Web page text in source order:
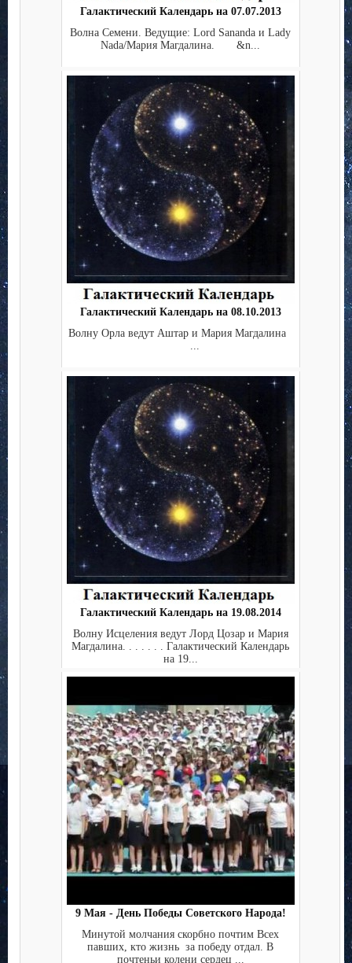
Галактический Календарь на 07.07.2013
Волна Семени. Ведущие: Lord Sananda и Lady
Nada/Мария Магдалина. &n...
Галактический Календарь на 08.10.2013
Волну Орла ведут Аштар и Мария Магдалина
Галактический Календарь на 19.08.2014
Волну Исцеления ведут Лорд Цозар и Мария
Магдалина. . . . . . . Галактический Календарь
на 19...
9 Мая - День Победы Советского Народа!
Минутой молчания скорбно почтим Всех
павших, кто жизнь за победу отдал. В
почтеньи колени сердец ...